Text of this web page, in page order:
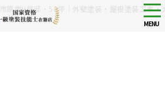
MENU
原市H様邸・50坪｜外壁塗装・屋根塗装工事